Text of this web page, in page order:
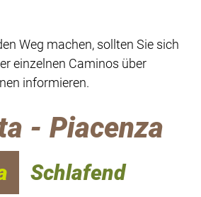
Weg machen, sollten Sie sich
einzelnen Caminos über
informieren.
- Piacenza
Schlafend